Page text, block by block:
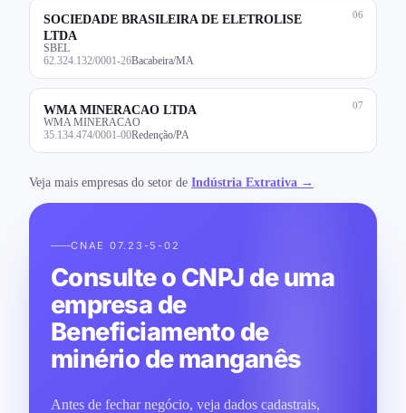
06
SOCIEDADE BRASILEIRA DE ELETROLISE
LTDA
SBEL
62.324.132/0001-26Bacabeira/MA
07
WMA MINERACAO LTDA
WMA MINERACAO
35.134.474/0001-00Redenção/PA
Veja mais empresas do setor de Indústria Extrativa →
CNAE 07.23-5-02
Consulte o CNPJ de uma
empresa de
Beneficiamento de
minério de manganês
Antes de fechar negócio, veja dados cadastrais,